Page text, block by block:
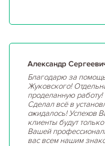
Александр
Благодарю за
Жуковского!
проделанную
Сделал всё в
ожидалось! Успехов
клиенты будут
Вашей
вас всем нашим